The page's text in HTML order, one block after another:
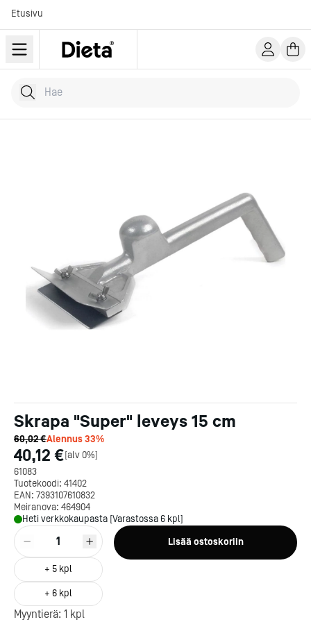
Etusivu
Hae tuotteita
Kirjoita hakusana...
Skrapa "Super" leveys 15 cm
60,02 €Alennus33%
40,12 €[alv 0%]
61083
Tuotekoodi: 41402
EAN: 7393107610832
Meiranova: 464904
Heti verkkokaupasta [Varastossa 6 kpl]
1
+ 5 kpl
+ 6 kpl
Lisää ostoskoriin
Myyntierä: 1 kpl
Kotipizza on vuonna 1987
perustettu yritys, jolla on yli
300 ravintolaa eri puolella